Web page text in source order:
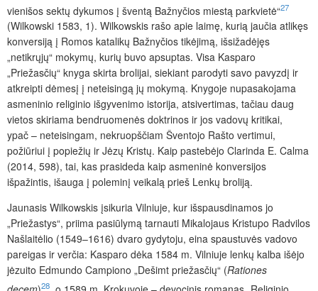
vienišos sektų dykumos į šventą Bažnyčios miestą parkvietė“27
(Wilkowski 1583, 1). Wilkowskis rašo apie laimę, kurią jaučia atlikęs
konversiją į Romos katalikų Bažnyčios tikėjimą, išsižadėjęs
„netikrųjų“ mokymų, kurių buvo apsuptas. Visa Kasparo
„Priežasčių“ knyga skirta brolijai, siekiant parodyti savo pavyzdį ir
atkreipti dėmesį į neteisingą jų mokymą. Knygoje nupasakojama
asmeninio religinio išgyvenimo istorija, atsivertimas, tačiau daug
vietos skiriama bendruomenės doktrinos ir jos vadovų kritikai,
ypač – neteisingam, nekruopščiam Šventojo Rašto vertimui,
požiūriui į popiežių ir Jėzų Kristų. Kaip pastebėjo Clarinda E. Calma
(2014, 598), tai, kas prasideda kaip asmeninė konversijos
išpažintis, išauga į poleminį veikalą prieš Lenkų broliją.
Jaunasis Wilkowskis įsikuria Vilniuje, kur išspausdinamos jo
„Priežastys“, priima pasiūlymą tarnauti Mikalojaus Kristupo Radvilos
Našlaitėlio (1549–1616) dvaro gydytoju, eina spaustuvės vadovo
pareigas ir verčia: Kasparo dėka 1584 m. Vilniuje lenkų kalba išėjo
jėzuito Edmundo Campiono „Dešimt priežasčių“ (Rationes
28